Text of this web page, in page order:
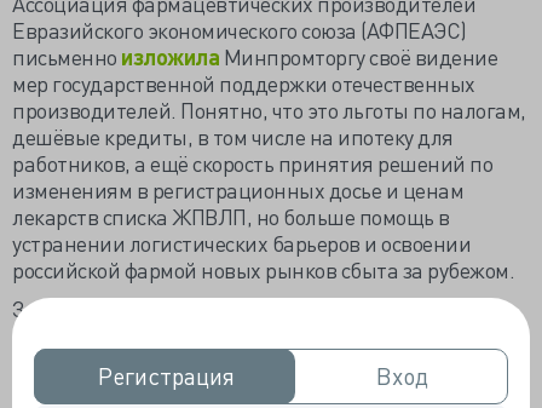
Регистрация
Регистрация Вход
Вход
Евразийского экономического союза (АФПЕАЭС)
письменно изложила Минпромторгу своё видение
мер государственной поддержки отечественных
производителей. Понятно, что это льготы по налогам,
дешёвые кредиты, в том числе на ипотеку для
работников, а ещё скорость принятия решений по
изменениям в регистрационных досье и ценам
лекарств списка ЖПВЛП, но больше помощь в
устранении логистических барьеров и освоении
российской фармой новых рынков сбыта за рубежом.
Здорово, что не плачут, а ищут способы решения
навязанных проблем с перспективой роста.
Государство в пандемию начало прислушиваться к
производителям, потому вероятность помощи совсем